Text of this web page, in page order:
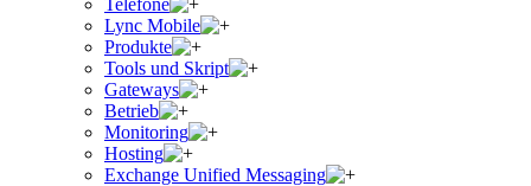
Lync Mobile
Produkte
Tools und Skript
Gateways
Betrieb
Monitoring
Hosting
Exchange Unified Messaging